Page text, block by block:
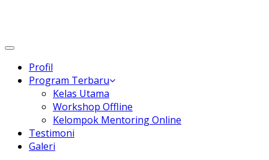
Toggle
Profil
Program Terbaru
Kelas Utama
Workshop Offline
Kelompok Mentoring Online
Testimoni
Galeri